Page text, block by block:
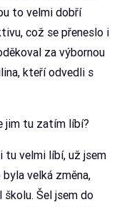
to velmi dobří
což se přeneslo i
za výbornou
kteří odvedli s
jim tu zatím líbí?
tu velmi líbí, už jsem
velká změna,
Šel jsem do